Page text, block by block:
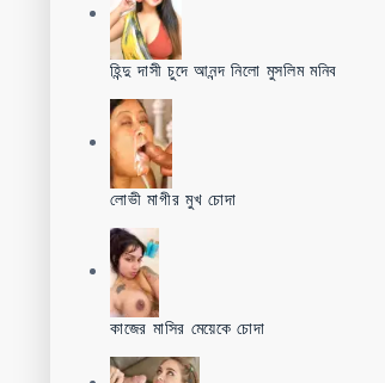
হিন্দু দাসী চুদে আনন্দ নিলো মুসলিম মনিব
লোভী মাগীর মুখ চোদা
কাজের মাসির মেয়েকে চোদা